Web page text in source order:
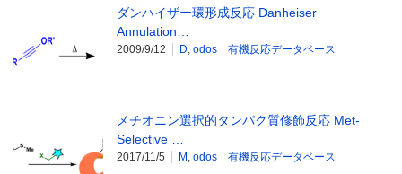
ダンハイザー環形成反応 Danheiser
Annulation…
2009/9/12 D, odos 有機反応データベース
メチオニン選択的タンパク質修飾反応 Met-
Selective …
2017/11/5 M , odos 有機反応データベース